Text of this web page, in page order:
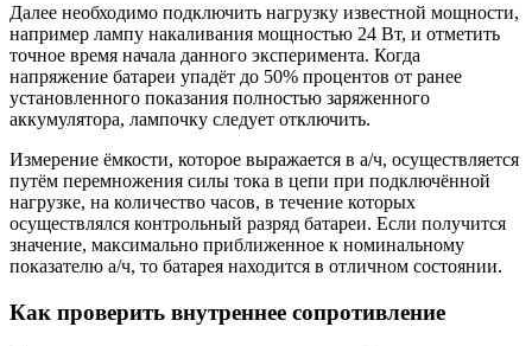
Далее необходимо подключить нагрузку известной мощности,
например лампу накаливания мощностью 24 Вт, и отметить
точное время начала данного эксперимента. Когда
напряжение батареи упадёт до 50% процентов от ранее
установленного показания полностью заряженного
аккумулятора, лампочку следует отключить.
Измерение ёмкости, которое выражается в а/ч, осуществляется
путём перемножения силы тока в цепи при подключённой
нагрузке, на количество часов, в течение которых
осуществлялся контрольный разряд батареи. Если получится
значение, максимально приближенное к номинальному
показателю а/ч, то батарея находится в отличном состоянии.
Как проверить внутреннее сопротивление